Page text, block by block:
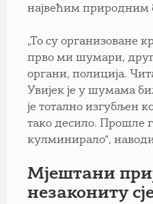
највећим природним
„То су организоване
прво ми шумари,
органи, полиција.
Увијек је у шумама
је тотално изгубљен
тако десило. Прошле
кулминирало“,
Мјештани
незакониту